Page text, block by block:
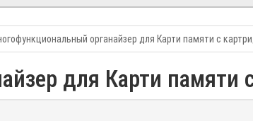
органайзер для Карти памяти с
для Карти памяти